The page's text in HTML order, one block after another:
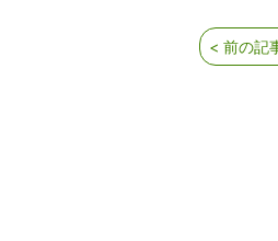
< 前の記